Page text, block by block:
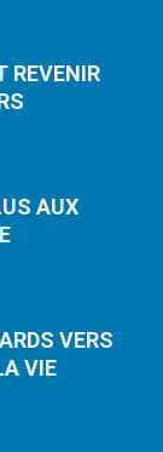
REVENIR
AUX
VERS
VIE